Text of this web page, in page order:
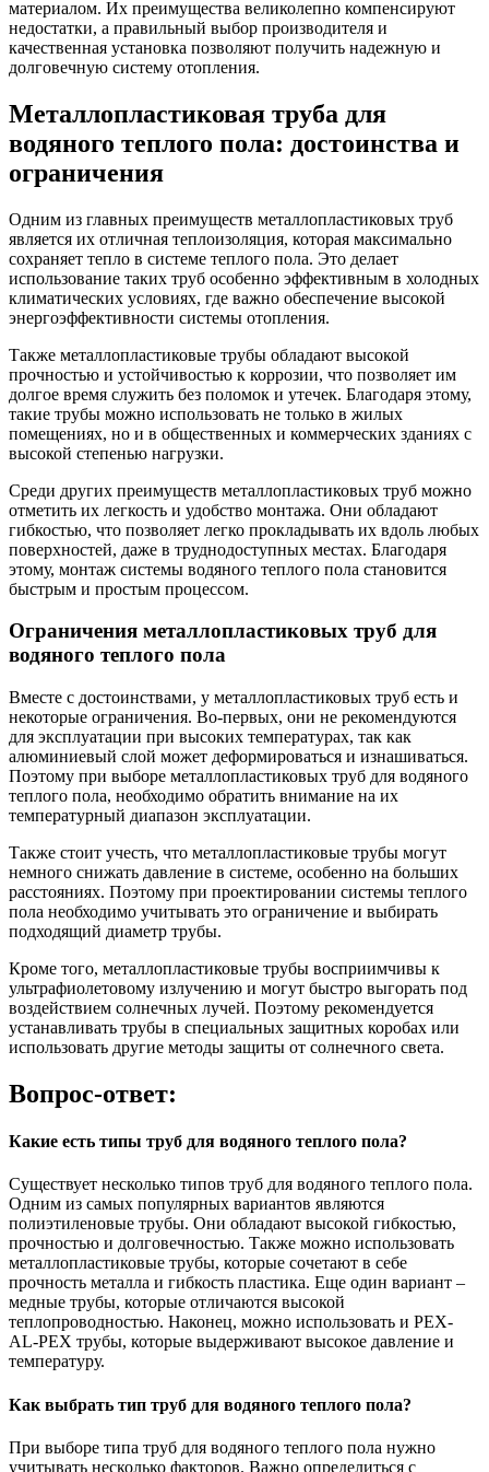
материалом. Их преимущества великолепно компенсируют
недостатки, а правильный выбор производителя и
качественная установка позволяют получить надежную и
долговечную систему отопления.
Металлопластиковая труба для
водяного теплого пола: достоинства и
ограничения
Одним из главных преимуществ металлопластиковых труб
является их отличная теплоизоляция, которая максимально
сохраняет тепло в системе теплого пола. Это делает
использование таких труб особенно эффективным в холодных
климатических условиях, где важно обеспечение высокой
энергоэффективности системы отопления.
Также металлопластиковые трубы обладают высокой
прочностью и устойчивостью к коррозии, что позволяет им
долгое время служить без поломок и утечек. Благодаря этому,
такие трубы можно использовать не только в жилых
помещениях, но и в общественных и коммерческих зданиях с
высокой степенью нагрузки.
Среди других преимуществ металлопластиковых труб можно
отметить их легкость и удобство монтажа. Они обладают
гибкостью, что позволяет легко прокладывать их вдоль любых
поверхностей, даже в труднодоступных местах. Благодаря
этому, монтаж системы водяного теплого пола становится
быстрым и простым процессом.
Ограничения металлопластиковых труб для
водяного теплого пола
Вместе с достоинствами, у металлопластиковых труб есть и
некоторые ограничения. Во-первых, они не рекомендуются
для эксплуатации при высоких температурах, так как
алюминиевый слой может деформироваться и изнашиваться.
Поэтому при выборе металлопластиковых труб для водяного
теплого пола, необходимо обратить внимание на их
температурный диапазон эксплуатации.
Также стоит учесть, что металлопластиковые трубы могут
немного снижать давление в системе, особенно на больших
расстояниях. Поэтому при проектировании системы теплого
пола необходимо учитывать это ограничение и выбирать
подходящий диаметр трубы.
Кроме того, металлопластиковые трубы восприимчивы к
ультрафиолетовому излучению и могут быстро выгорать под
воздействием солнечных лучей. Поэтому рекомендуется
устанавливать трубы в специальных защитных коробах или
использовать другие методы защиты от солнечного света.
Вопрос-ответ:
Какие есть типы труб для водяного теплого пола?
Существует несколько типов труб для водяного теплого пола.
Одним из самых популярных вариантов являются
полиэтиленовые трубы. Они обладают высокой гибкостью,
прочностью и долговечностью. Также можно использовать
металлопластиковые трубы, которые сочетают в себе
прочность металла и гибкость пластика. Еще один вариант –
медные трубы, которые отличаются высокой
теплопроводностью. Наконец, можно использовать и PEX-
AL-PEX трубы, которые выдерживают высокое давление и
температуру.
Как выбрать тип труб для водяного теплого пола?
При выборе типа труб для водяного теплого пола нужно
учитывать несколько факторов. Важно определиться с